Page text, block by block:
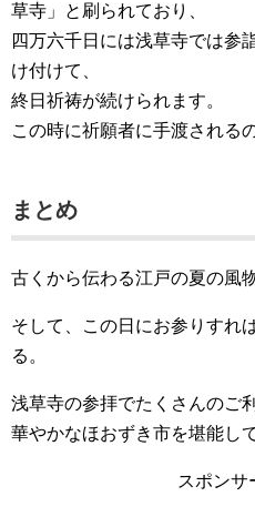
草寺」と刷られており、
四万六千日には浅草寺では参
け付けて、
終日祈祷が続けられます。
この時に祈願者に手渡される
まとめ
古くから伝わる江戸の夏の風
そして、この日にお参りすれ
る。
浅草寺の参拝でたくさんのご
華やかなほおずき市を堪能し
スポンサ